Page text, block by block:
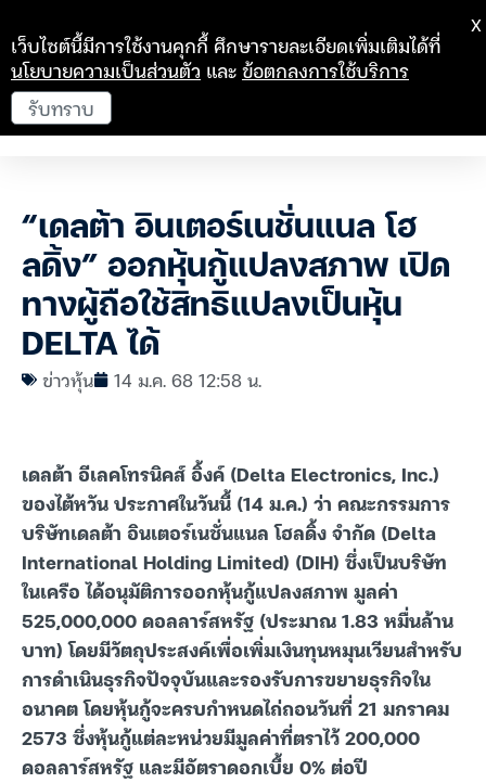
“เดลต้า อินเตอร์เนชั่นแนล โฮ
ลดิ้ง” ออกหุ้นกู้แปลงสภาพ เปิด
ทางผู้ถือใช้สิทธิแปลงเป็นหุ้น
DELTA ได้
ข่าวหุ้น 14 ม.ค. 68 12:58 น.
เดลต้า อีเลคโทรนิคส์ อิ้งค์ (Delta Electronics, Inc.)
ของไต้หวัน ประกาศในวันนี้ (14 ม.ค.) ว่า คณะกรรมการ
บริษัทเดลต้า อินเตอร์เนชั่นแนล โฮลดิ้ง จำกัด (Delta
International Holding Limited) (DIH) ซึ่งเป็นบริษัท
ในเครือ ได้อนุมัติการออกหุ้นกู้แปลงสภาพ มูลค่า
525,000,000 ดอลลาร์สหรัฐ (ประมาณ 1.83 หมื่นล้าน
บาท) โดยมีวัตถุประสงค์เพื่อเพิ่มเงินทุนหมุนเวียนสำหรับ
การดำเนินธุรกิจปัจจุบันและรองรับการขยายธุรกิจใน
อนาคต โดยหุ้นกู้จะครบกำหนดไถ่ถอนวันที่ 21 มกราคม
2573 ซึ่งหุ้นกู้แต่ละหน่วยมีมูลค่าที่ตราไว้ 200,000
ดอลลาร์สหรัฐ และมีอัตราดอกเบี้ย 0% ต่อปี
เว็บไซต์นี้มีการใช้งานคุกกี้ ศึกษารายละเอียดเพิ่มเติมได้ที่
นโยบายความเป็นส่วนตัว และข้อตกลงการใช้บริการ
รับทราบ
X